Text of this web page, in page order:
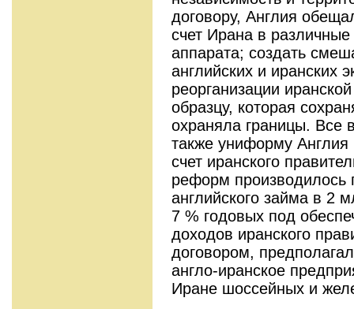
договору, Англия
счет Ирана в различные
аппарата; создать
английских и иранских
реорганизации
образцу, которая
охраняла границы. Все
также униформу Англия
счет иранского
реформ производилось
английского займа в 2
7 % годовых под
доходов иранского
договором,
англо-иранское
Иране шоссейных и